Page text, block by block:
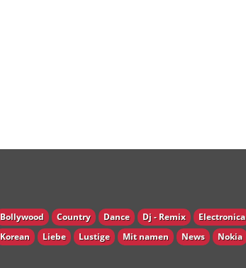
Bollywood Country Dance Dj - Remix Electronica
Korean Liebe Lustige Mit namen News Nokia